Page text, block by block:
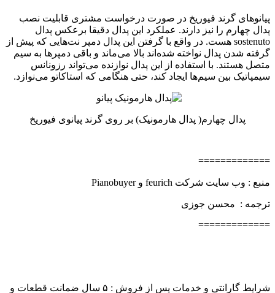
پیانوهای گرند فیوریخ در صورت درخواست مشتری قابلیت نصب
پدال چهارم را نیز دارند. عملکرد این پدال دقیقا برعکس پدال
sostenuto هست. در واقع با گرفتن این پدال دمپر نت‌هایی که پیش از
گرفته شدن پدال نواخته شده‌اند بالا می‌ماند و باقی دمپرها به سیم
متصل هستند. با استفاده از این پدال نوازنده می‌تواند رزونانس
سیمپاتیک بین سیم‌ها ایجاد کند، حتی هنگامی که استاکاتو می‌نوازد.
پدال چهارم( پدال هارمونیک) بر روی گرند پیانوی فیوریخ
=============
منبع :‌ وب سایت شرکت feurich و Pianobuyer
ترجمه : محسن جوزی
=============
شرایط گارانتی و خدمات پس از فروش :‌ ۵ سال ضمانت قطعات و